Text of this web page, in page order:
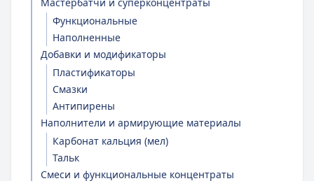
Функциональные
Наполненные
Добавки и модификаторы
Пластификаторы
Смазки
Антипирены
Наполнители и армирующие материалы
Карбонат кальция (мел)
Тальк
Смеси и функциональные концентраты